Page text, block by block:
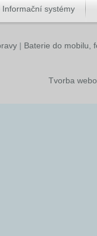
Informační systémy
| Baterie do mobilu,
Tvorba